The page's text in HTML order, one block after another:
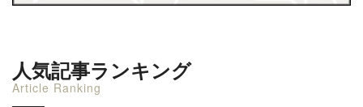
人気記事ランキング
Article Ranking